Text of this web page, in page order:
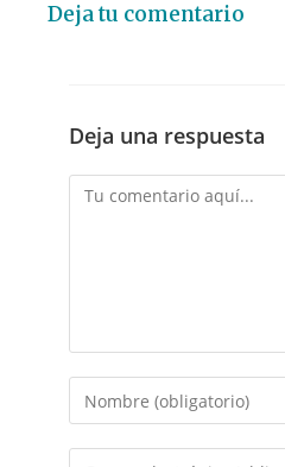
Deja tu comentario
Deja una respuesta